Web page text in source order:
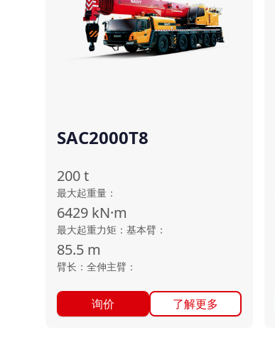
SAC2000T8
200t
最大起重量 ：
6429 kN·m
最大起重力矩：基本臂 ：
85.5 m
臂长：全伸主臂 ：
询价 了解更多